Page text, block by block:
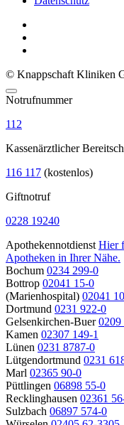
© Knappschaft Kliniken
Notrufnummer
112
Kassenärztlicher
116 117 (kostenlos)
Giftnotruf
0228 19240
Apothekennotdienst Hier
Apotheken in Ihrer Nähe.
Bochum 0234 299-0
Bottrop 02041 15-0
(Marienhospital) 02041
Dortmund 0231 922-0
Gelsenkirchen-Buer 0209
Kamen 02307 149-1
Lünen 0231 8787-0
Lütgendortmund 0231
Marl 02365 90-0
Püttlingen 06898 55-0
Recklinghausen 02361
Sulzbach 06897 574-0